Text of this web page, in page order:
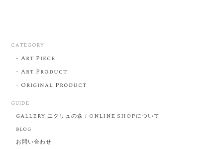
CATEGORY
Art Piece
Art Product
Original Product
GUIDE
GALLERY エクリュの森 / ONLINE SHOPについて
blog
お問い合わせ